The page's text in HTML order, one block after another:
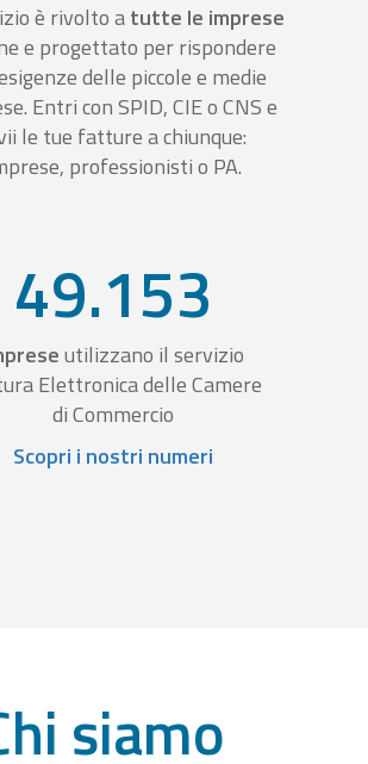
è rivolto atutte le imprese
e progettato per rispondere
delle piccole e medie
Entri con SPID, CIE o CNS e
le tue fatture a chiunque:
professionisti o PA.
49.153
utilizzano il servizio
Elettronica delle Camere
di Commercio
Scopri i nostri numeri
siamo